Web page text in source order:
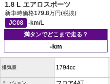
1.8 L エアロスポーツ
新車時価格179.8万円(税抜)
JC08
-km/L
満タンでどこまで走る？
-km
排気量 1794cc
ミッション